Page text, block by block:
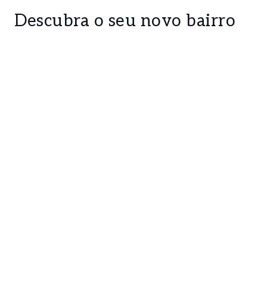
avenidas mais emblemáticas de Lisboa.
Descubra o seu novo bairro